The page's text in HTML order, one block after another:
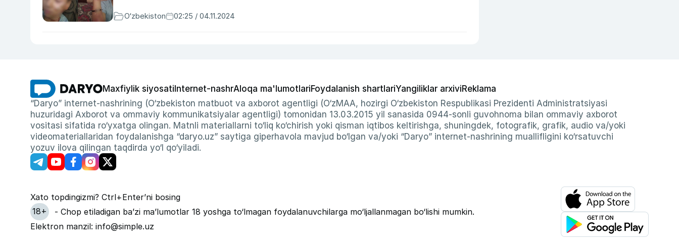
O‘zbekiston 02:25 / 04.11.2024
Maxfiylik siyosatiInternet-nashrAloqa ma'lumotlariFoydalanish shartlariYangiliklar arxiviReklama
“Daryo” internet-nashrining (O‘zbekiston matbuot va axborot agentligi (O‘zMAA, hozirgi O‘zbekiston Respublikasi Prezidenti Administratsiyasi
huzuridagi Axborot va ommaviy kommunikatsiyalar agentligi) tomonidan 13.03.2015 yil sanasida 0944-sonli guvohnoma bilan ommaviy axborot
vositasi sifatida ro‘yxatga olingan. Matnli materiallarni to‘liq ko‘chirish yoki qisman iqtibos keltirishga, shuningdek, fotografik, grafik, audio va/yoki
videomateriallaridan foydalanishga “daryo.uz” saytiga giperhavola mavjud bo‘lgan va/yoki “Daryo” internet-nashrining muallifligini ko‘rsatuvchi
yozuv ilova qilingan taqdirda yo‘l qo‘yiladi.
Xato topdingizmi? Ctrl+Enter’ni bosing
18+
- Chop etiladigan ba’zi ma’lumotlar 18 yoshga to‘lmagan foydalanuvchilarga mo‘ljallanmagan bo‘lishi mumkin.
Elektron manzil: info@simple.uz